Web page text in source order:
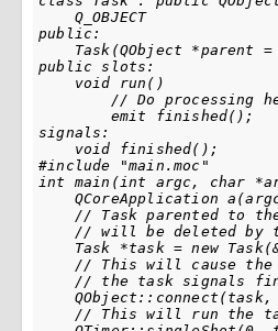
    Q_OBJECT
public:
Task(QObject *parent
public slots:
    void run()
// Do processing
        emit finished();
signals:
    void finished();
#include "main.moc"
int main(int argc, char
QCoreApplication
// Task parented to
// will be deleted by
Task *task = new
// This will cause
// the task signals
// This will run the